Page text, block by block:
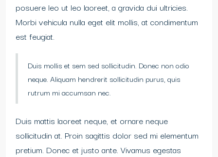
posuere leo ut leo laoreet, a gravida dui ultricies.
Morbi vehicula nulla eget elit mollis, at condimentum
est feugiat.
Duis mollis et sem sed sollicitudin. Donec non odio
neque. Aliquam hendrerit sollicitudin purus, quis
rutrum mi accumsan nec.
Duis mattis laoreet neque, et ornare neque
sollicitudin at. Proin sagittis dolor sed mi elementum
pretium. Donec et justo ante. Vivamus egestas